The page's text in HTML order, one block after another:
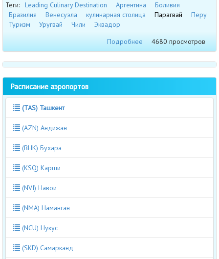
Теги: Leading Culinary Destination Аргентина
Боливия
Бразилия
Венесуэла кулинарная столица Парагвай
Перу
Туризм
Уругвай Чили
Эквадор
Подробнее
4680 просмотров
Расписание аэропортов
(TAS) Ташкент
(AZN) Андижан
(BHK) Бухара
(KSQ) Карши
(NVI) Навои
(NMA) Наманган
(NCU) Нукус
(SKD) Самарканд